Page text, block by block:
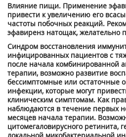
Влияние пищи. Применение
привести к увеличению его
частоты побочных реакций.
эфавиренз натощак, желательно
Синдром восстановления
инфицированных пациентов с
после начала комбинированной
терапии, возможно развитие
бессимптомные или остаточные
инфекции, которые могут
клиническим симптомам. Как
наблюдаются в течение первых
месяцев начала терапии.
цитомегаловирусного ретинита,